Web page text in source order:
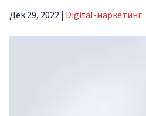
Дек 29, 2022| Digital-маркетинг